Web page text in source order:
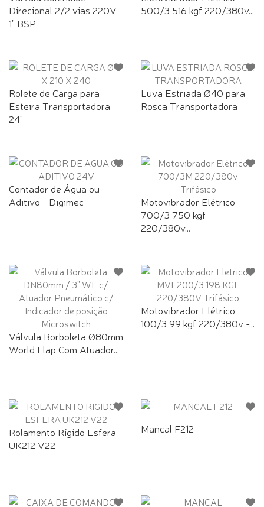
Direcional 2/2 vias 220V
1" BSP
500/3 516 kgf 220/380v...
Rolete de Carga para
Esteira Transportadora
24"
Luva Estriada Ø40 para
Rosca Transportadora
Contador de Água ou
Aditivo - Digimec
Motovibrador Elétrico
700/3 750 kgf
220/380v...
Válvula Borboleta Ø80mm
World Flap Com Atuador...
Motovibrador Elétrico
100/3 99 kgf 220/380v -...
Rolamento Rígido Esfera
UK212 V22
Mancal F212